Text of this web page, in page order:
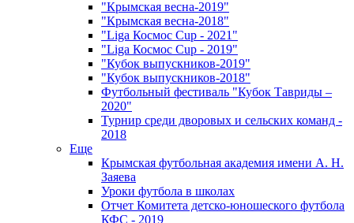
"Крымская весна-2019"
"Крымская весна-2018"
"Liga Космос Cup - 2021"
"Liga Космос Cup - 2019"
"Кубок выпускников-2019"
"Кубок выпускников-2018"
Футбольный фестиваль "Кубок Тавриды –
2020"
Турнир среди дворовых и сельских команд -
2018
Еще
Крымская футбольная академия имени А. Н.
Заяева
Уроки футбола в школах
Отчет Комитета детско-юношеского футбола
КФС - 2019